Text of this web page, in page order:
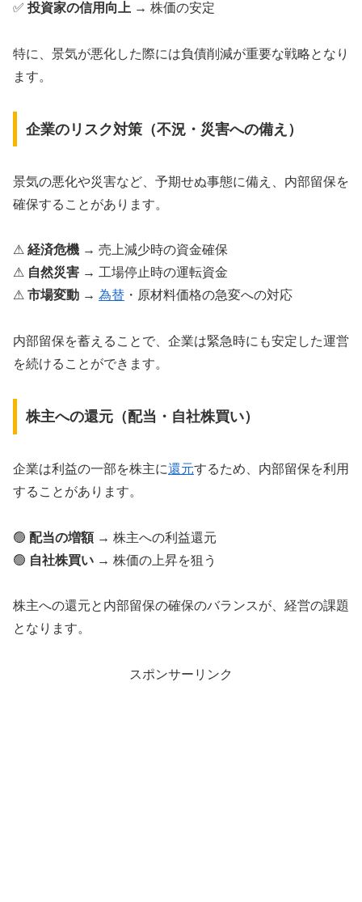
✅ 投資家の信用向上 → 株価の安定
特に、景気が悪化した際には負債削減が重要な戦略となり
ます。
企業のリスク対策（不況・災害への備え）
景気の悪化や災害など、予期せぬ事態に備え、内部留保を
確保することがあります。
⚠ 経済危機 → 売上減少時の資金確保
⚠ 自然災害 → 工場停止時の運転資金
⚠ 市場変動 → 為替 ・原材料価格の急変への対応
内部留保を蓄えることで、企業は緊急時にも安定した運営
を続けることができます。
株主への還元（配当・自社株買い）
企業は利益の一部を株主に還元するため、内部留保を利用
することがあります。
🟢 配当の増額→ 株主への利益還元
🟢 自社株買い → 株価の上昇を狙う
株主への還元と内部留保の確保のバランスが、経営の課題
となります。
スポンサーリンク